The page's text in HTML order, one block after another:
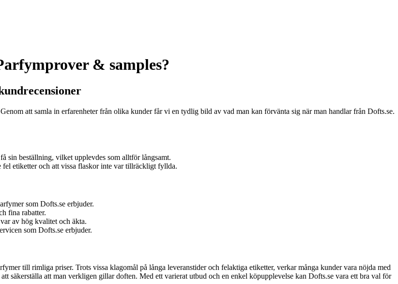
& samples?
att samla in erfarenheter från olika kunder får vi en tydlig bild av vad man kan förvänta sig när man handlar från Dofts.se.
sin beställning, vilket upplevdes som alltför långsamt.
fel etiketter och att vissa flaskor inte var tillräckligt fyllda.
som Dofts.se erbjuder.
fina rabatter.
av hög kvalitet och äkta.
som Dofts.se erbjuder.
till rimliga priser. Trots vissa klagomål på långa leveranstider och felaktiga etiketter, verkar många kunder vara nöjda med
säkerställa att man verkligen gillar doften. Med ett varierat utbud och en enkel köpupplevelse kan Dofts.se vara ett bra val för